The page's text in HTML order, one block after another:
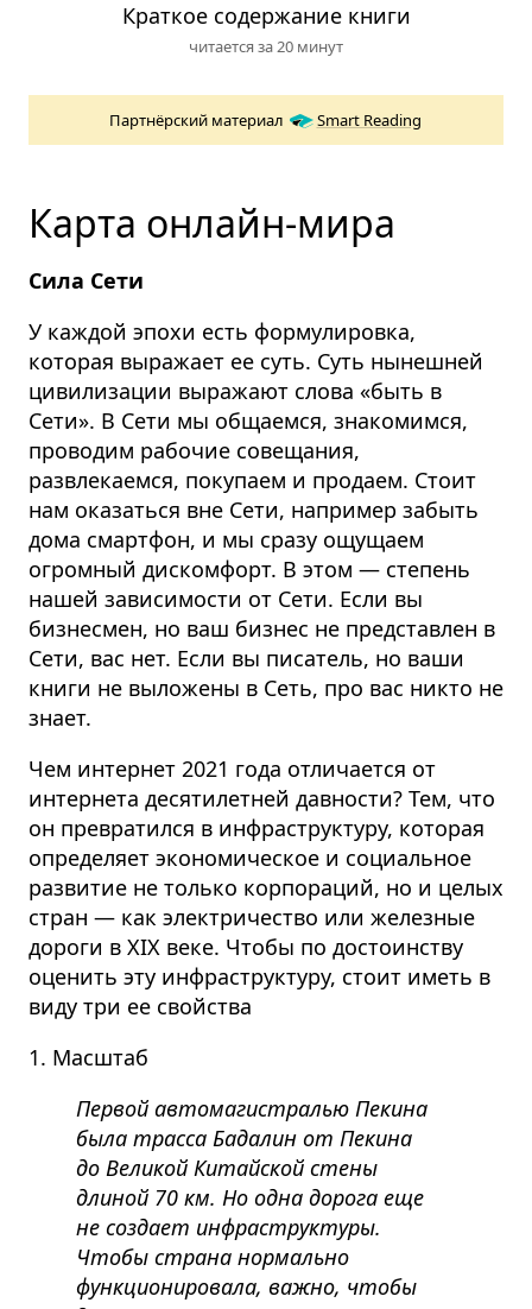
Краткое содержание книги
читается за 20 минут
Партнёрский материал Smart Reading
Карта онлайн-мира
Сила Сети
У каждой эпохи есть формулировка,
которая выражает ее суть. Суть нынешней
цивилизации выражают слова «быть в
Сети». В Сети мы общаемся, знакомимся,
проводим рабочие совещания,
развлекаемся, покупаем и продаем. Стоит
нам оказаться вне Сети, например забыть
дома смартфон, и мы сразу ощущаем
огромный дискомфорт. В этом — степень
нашей зависимости от Сети. Если вы
бизнесмен, но ваш бизнес не представлен в
Сети, вас нет. Если вы писатель, но ваши
книги не выложены в Сеть, про вас никто не
знает.
Чем интернет 2021 года отличается от
интернета десятилетней давности? Тем, что
он превратился в инфраструктуру, которая
определяет экономическое и социальное
развитие не только корпораций, но и целых
стран — как электричество или железные
дороги в XIX веке. Чтобы по достоинству
оценить эту инфраструктуру, стоит иметь в
виду три ее свойства
1. Масштаб
Первой автомагистралью Пекина
была трасса Бадалин от Пекина
до Великой Китайской стены
длиной 70 км. Но одна дорога еще
не создает инфраструктуры.
Чтобы страна нормально
функционировала, важно, чтобы